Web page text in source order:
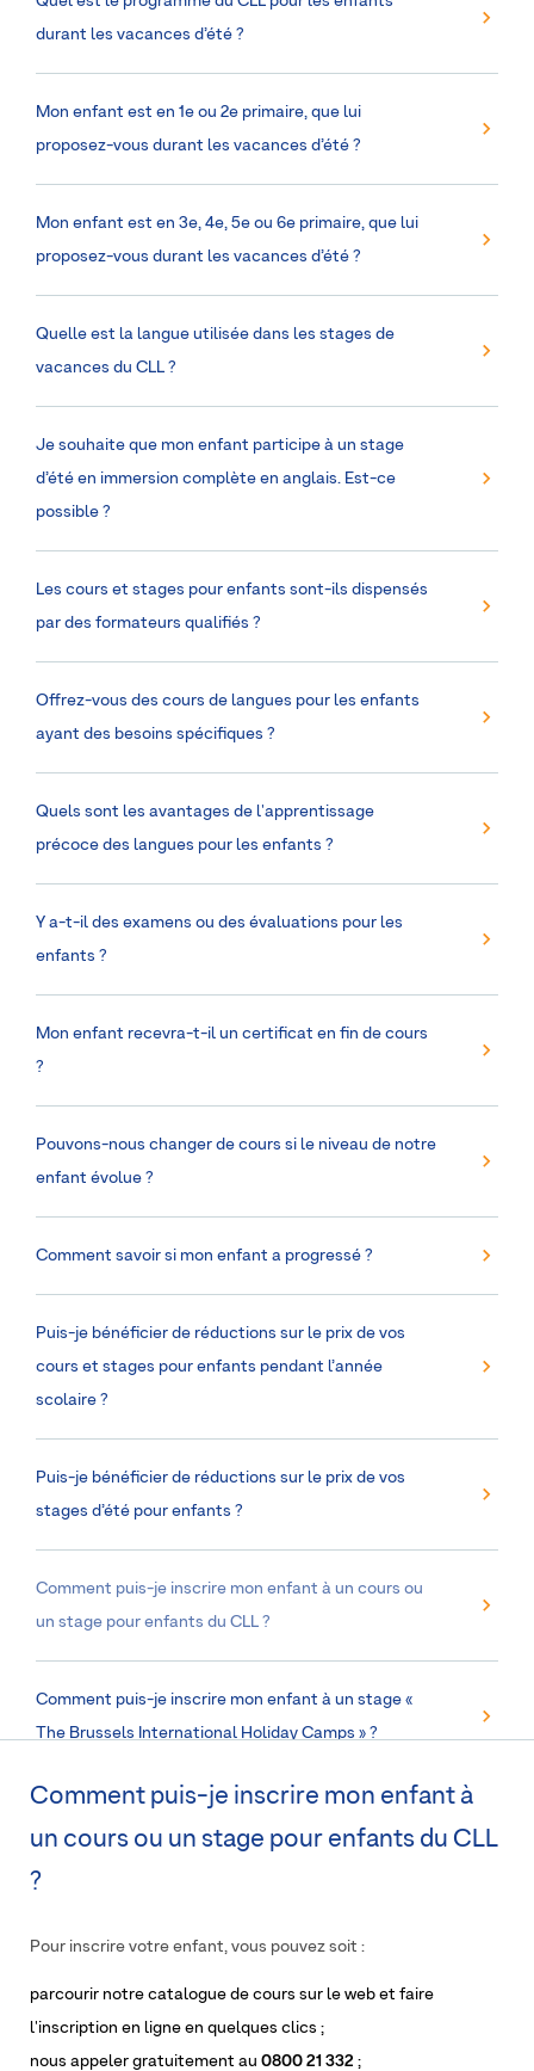
durant les vacances d’été ?
Mon enfant est en 1e ou 2e primaire, que lui
proposez-vous durant les vacances d’été ?
Mon enfant est en 3e, 4e, 5e ou 6e primaire, que lui
proposez-vous durant les vacances d’été ?
Quelle est la langue utilisée dans les stages de
vacances du CLL ?
Je souhaite que mon enfant participe à un stage
d’été en immersion complète en anglais. Est-ce
possible ?
Les cours et stages pour enfants sont-ils dispensés
par des formateurs qualifiés ?
Offrez-vous des cours de langues pour les enfants
ayant des besoins spécifiques ?
Quels sont les avantages de l'apprentissage
précoce des langues pour les enfants ?
Y a-t-il des examens ou des évaluations pour les
enfants ?
Mon enfant recevra-t-il un certificat en fin de cours
?
Pouvons-nous changer de cours si le niveau de notre
enfant évolue ?
Comment savoir si mon enfant a progressé ?
Puis-je bénéficier de réductions sur le prix de vos
cours et stages pour enfants pendant l’année
scolaire ?
Puis-je bénéficier de réductions sur le prix de vos
stages d’été pour enfants ?
Comment puis-je inscrire mon enfant à un cours ou
un stage pour enfants du CLL ?
Comment puis-je inscrire mon enfant à un stage «
The Brussels International Holiday Camps » ?
Comment puis-je inscrire mon enfant à
un cours ou un stage pour enfants du CLL
?
Pour inscrire votre enfant, vous pouvez soit :
parcourir notre catalogue de cours sur le web et faire
l'inscription en ligne en quelques clics ;
nous appeler gratuitement au 0800 21 332 ;